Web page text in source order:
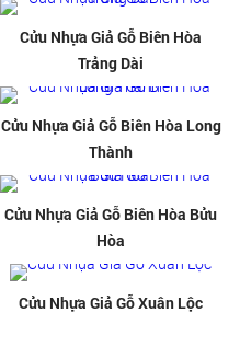
Cửu Nhựa Giả Gỗ Biên Hòa
Trảng Dài
Cửu Nhựa Giả Gỗ Biên Hòa Long
Thành
Cửu Nhựa Giả Gỗ Biên Hòa Bửu
Hòa
Cửu Nhựa Giả Gỗ Xuân Lộc